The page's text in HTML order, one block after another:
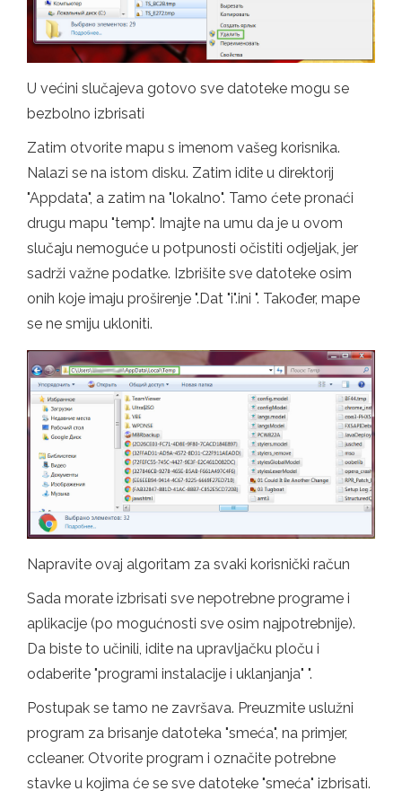
U većini slučajeva gotovo sve datoteke mogu se
bezbolno izbrisati
Zatim otvorite mapu s imenom vašeg korisnika.
Nalazi se na istom disku. Zatim idite u direktorij
"Appdata", a zatim na "lokalno". Tamo ćete pronaći
drugu mapu "temp". Imajte na umu da je u ovom
slučaju nemoguće u potpunosti očistiti odjeljak, jer
sadrži važne podatke. Izbrišite sve datoteke osim
onih koje imaju proširenje ".Dat "i".ini ". Također, mape
se ne smiju ukloniti.
Napravite ovaj algoritam za svaki korisnički račun
Sada morate izbrisati sve nepotrebne programe i
aplikacije (po mogućnosti sve osim najpotrebnije).
Da biste to učinili, idite na upravljačku ploču i
odaberite "programi instalacije i uklanjanja" ".
Postupak se tamo ne završava. Preuzmite uslužni
program za brisanje datoteka "smeća", na primjer,
ccleaner. Otvorite program i označite potrebne
stavke u kojima će se sve datoteke "smeća" izbrisati.